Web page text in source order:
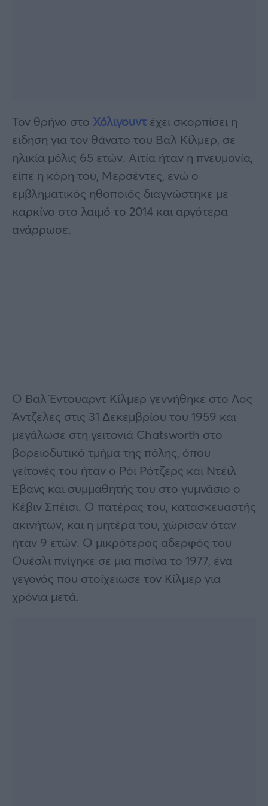
Τον θρήνο στο Χόλιγουντ έχει σκορπίσει η
ειδηση για τον θάνατο του Βαλ Κίλμερ, σε
ηλικία μόλις 65 ετών. Αιτία ήταν η πνευμονία,
είπε η κόρη του, Mερσέντες, ενώ ο
εμβληματικός ηθοποιός διαγνώστηκε με
καρκίνο στο λαιμό το 2014 και αργότερα
ανάρρωσε.
Ο Βαλ Έντουαρντ Κίλμερ γεννήθηκε στο Λος
Άντζελες στις 31 Δεκεμβρίου του 1959 και
μεγάλωσε στη γειτονιά Chatsworth στο
βορειοδυτικό τμήμα της πόλης, όπου
γείτονές του ήταν ο Ρόι Ρότζερς και Ντέιλ
Έβανς και συμμαθητής του στο γυμνάσιο ο
Κέβιν Σπέισι. Ο πατέρας του, κατασκευαστής
ακινήτων, και η μητέρα του, χώρισαν όταν
ήταν 9 ετών. Ο μικρότερος αδερφός του
Ουέσλι πνίγηκε σε μια πισίνα το 1977, ένα
γεγονός που στοίχειωσε τον Κίλμερ για
χρόνια μετά.